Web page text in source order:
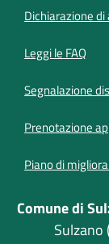
Dichiarazione
Leggi le FAQ
Segnalazione
Prenotazione
Piano di
Comune di
Sulzano